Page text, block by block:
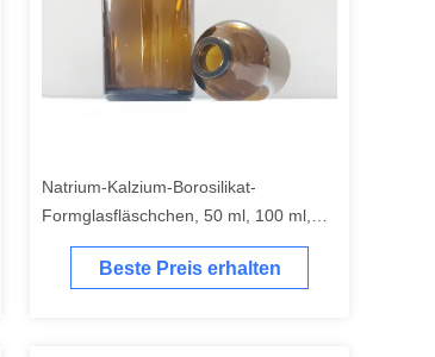
Natrium-Kalzium-Borosilikat-
Formglasfläschchen, 50 ml, 100 ml,
bernsteinfarbene pharmazeutische
GlasflascheBeste Preis erhalten